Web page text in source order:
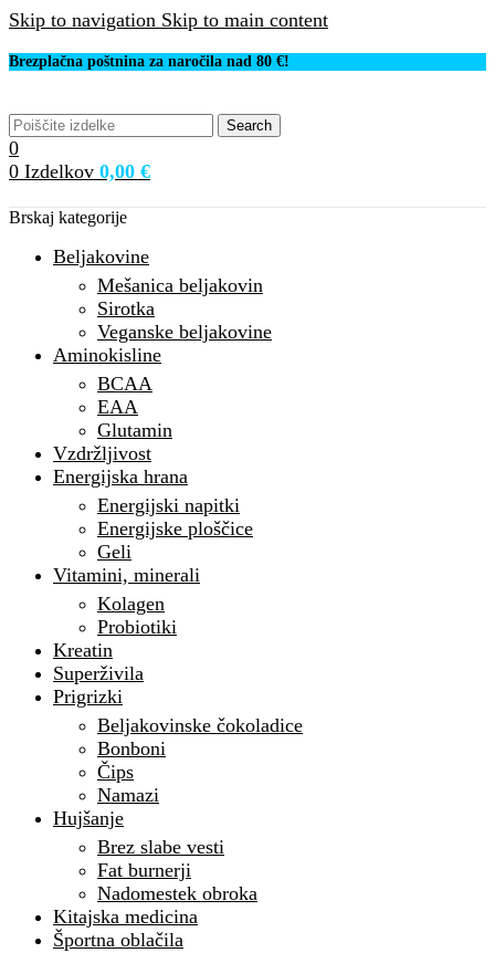
Skip to navigation Skip to main content
Brezplačna poštnina za naročila nad 80 €!
Search
0
0 Izdelkov 0,00 €
Brskaj kategorije
Beljakovine
Mešanica beljakovin
Sirotka
Veganske beljakovine
Aminokisline
BCAA
EAA
Glutamin
Vzdržljivost
Energijska hrana
Energijski napitki
Energijske ploščice
Geli
Vitamini, minerali
Kolagen
Probiotiki
Kreatin
Superživila
Prigrizki
Beljakovinske čokoladice
Bonboni
Čips
Namazi
Hujšanje
Brez slabe vesti
Fat burnerji
Nadomestek obroka
Kitajska medicina
Športna oblačila